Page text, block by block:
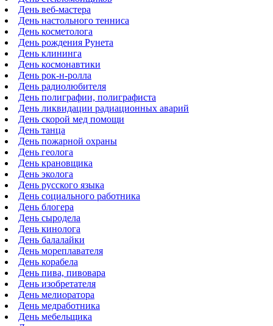
День веб-мастера
День настольного тенниса
День косметолога
День рождения Рунета
День клининга
День космонавтики
День рок-н-ролла
День радиолюбителя
День полиграфии, полиграфиста
День ликвидации радиационных аварий
День скорой мед помощи
День танца
День пожарной охраны
День геолога
День крановщика
День эколога
День русского языка
День социального работника
День блогера
День сыродела
День кинолога
День балалайки
День мореплавателя
День корабела
День пива, пивовара
День изобретателя
День мелиоратора
День медработника
День мебельщика